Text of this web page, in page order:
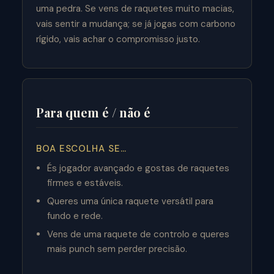
uma pedra. Se vens de raquetes muito macias,
vais sentir a mudança; se já jogas com carbono
rígido, vais achar o compromisso justo.
Para quem é / não é
BOA ESCOLHA SE…
És jogador avançado e gostas de raquetes
firmes e estáveis.
Queres uma única raquete versátil para
fundo e rede.
Vens de uma raquete de controlo e queres
mais punch sem perder precisão.